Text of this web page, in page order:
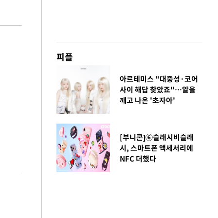
피플
아르테미스 "대중성·코어
사이 해답 찾았죠"…알을
깨고 나온 '초자아'
[부니콘]⑥슬래시비슬래
시, 스마트폰 액세서리에
NFC 더했다